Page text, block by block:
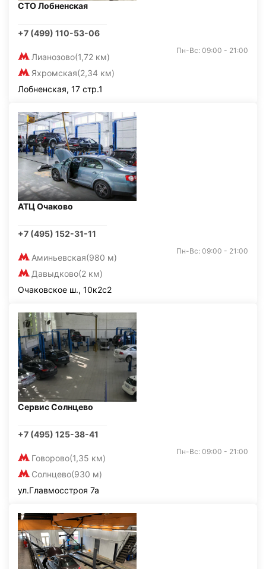
СТО Лобненская
+7 (499) 110-53-06
Лианозово(1,72 км)
Яхромская(2,34 км)
Пн-Вс: 09:00 - 21:00
Лобненская, 17 стр.1
АТЦ Очаково
+7 (495) 152-31-11
Аминьевская(980 м)
Давыдково(2 км)
Пн-Вс: 09:00 - 21:00
Очаковское ш., 10к2с2
Сервис Солнцево
+7 (495) 125-38-41
Говорово(1,35 км)
Солнцево(930 м)
Пн-Вс: 09:00 - 21:00
ул.Главмосстроя 7а